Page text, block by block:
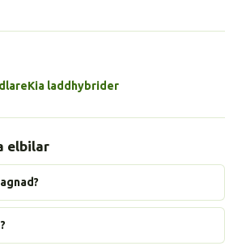
Kia laddhybrider
elbilar